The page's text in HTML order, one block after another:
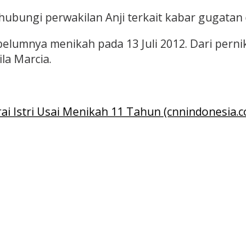
perwakilan Anji terkait kabar
menikah pada 13 Juli 2012. Dari
Marcia.
Istri Usai Menikah 11 Tahun